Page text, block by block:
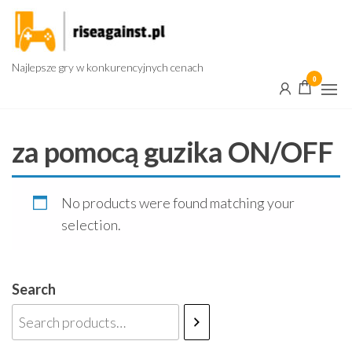
Przejdź
treści
Najlepsze gry w konkurencyjnych cenach
0
za pomocą guzika ON/OFF
No products were found matching your
selection.
Search